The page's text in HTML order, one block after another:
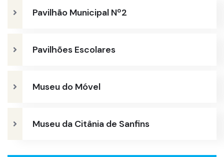
Pavilhão Municipal Nº2
Pavilhões Escolares
Museu do Móvel
Museu da Citânia de Sanfins